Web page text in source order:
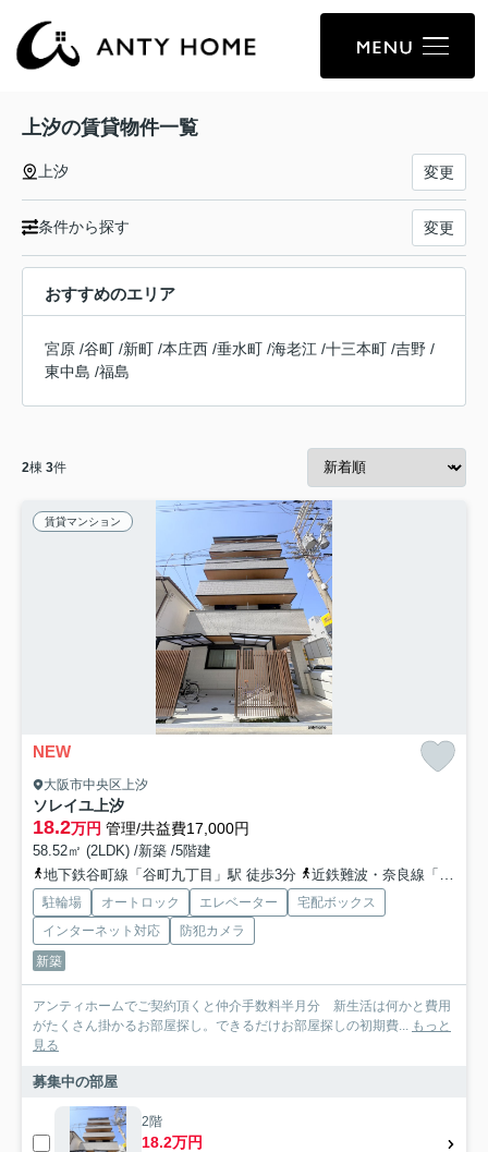
上汐の賃貸物件一覧
上汐 変更
条件から探す 変更
おすすめのエリア
宮原 /谷町 /新町 /本庄西 /垂水町 /海老江 /十三本町 /吉野 /
東中島 /福島
2棟 3件
賃貸マンション
NEW
大阪市中央区上汐
ソレイユ上汐
18.2万円 管理/共益費17,000円
58.52㎡ (2LDK) /新築 /5階建
地下鉄谷町線「谷町九丁目」駅 徒歩3分
近鉄難波・奈良線「大阪上本町」駅 徒歩9分
駐輪場 オートロック エレベーター
宅配ボックス
インターネット対応
防犯カメラ
新築
アンティホームでご契約頂くと仲介手数料半月分 新生活は何かと費用
がたくさん掛かるお部屋探し。できるだけお部屋探しの初期費...
もっと
見る
募集中の部屋
2階
18.2万円